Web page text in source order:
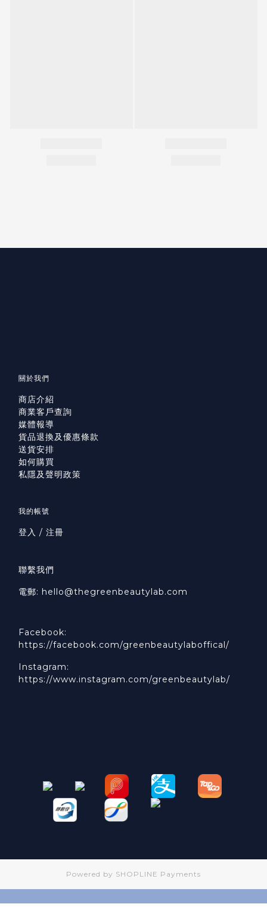
關於我們
商店介紹
商業客戶查詢
媒體報導
貨品退換及優惠條款
送貨安排
如何購買
私隱及聲明政策
我的帳號
登入 / 注冊
聯繫我們
電郵: hello@thegreenbeautylab.com
Facebook:
https://facebook.com/greenbeautylaboffical/
Instagram:
https://www.instagram.com/greenbeautylab/
Powered by SHOPLINE Payments